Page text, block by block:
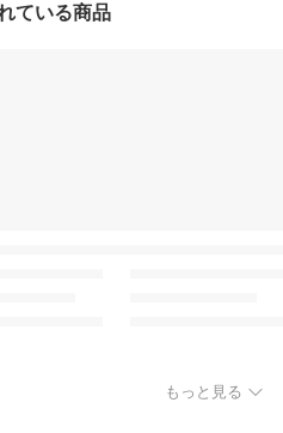
ている商品
もっと見る